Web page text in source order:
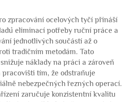
zpracování ocelových tyčí přináší
eliminací potřeby ruční práce a
jednotlivých součástí až o
tradičním metodám. Tato
náklady na práci a zároveň
pracovišti tím, že odstraňuje
nebezpečných řezných operací.
zaručuje konzistentní kvalitu